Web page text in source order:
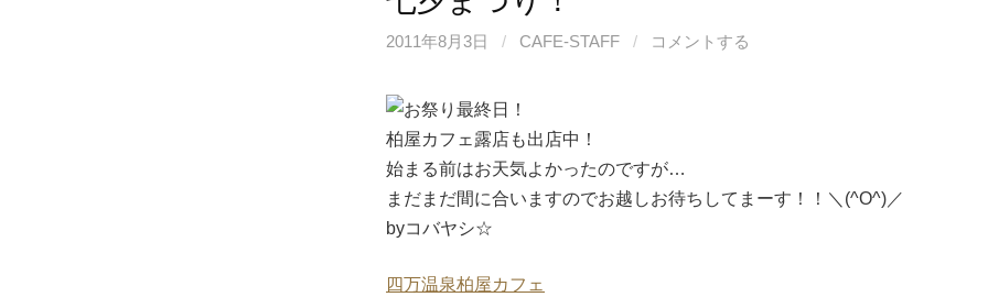
2011年8月3日 / CAFE-STAFF / コメントする
お祭り最終日！
柏屋カフェ露店も出店中！
始まる前はお天気よかったのですが…
まだまだ間に合いますのでお越しお待ちしてまーす！！＼(^O^)／
byコバヤシ☆
四万温泉柏屋カフェ